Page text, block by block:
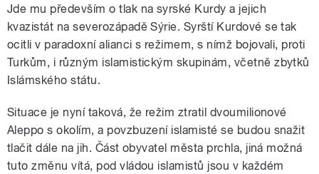
Jde mu především o tlak na syrské Kurdy a jejich
kvazistát na severozápadě Sýrie. Syrští Kurdové se tak
ocitli v paradoxní alianci s režimem, s nímž bojovali, proti
Turkům, i různým islamistickým skupinám, včetně zbytků
Islámského státu.
Situace je nyní taková, že režim ztratil dvoumilionové
Aleppo s okolím, a povzbuzení islamisté se budou snažit
tlačit dále na jih. Část obyvatel města prchla, jiná možná
tuto změnu vítá, pod vládou islamistů jsou v každém